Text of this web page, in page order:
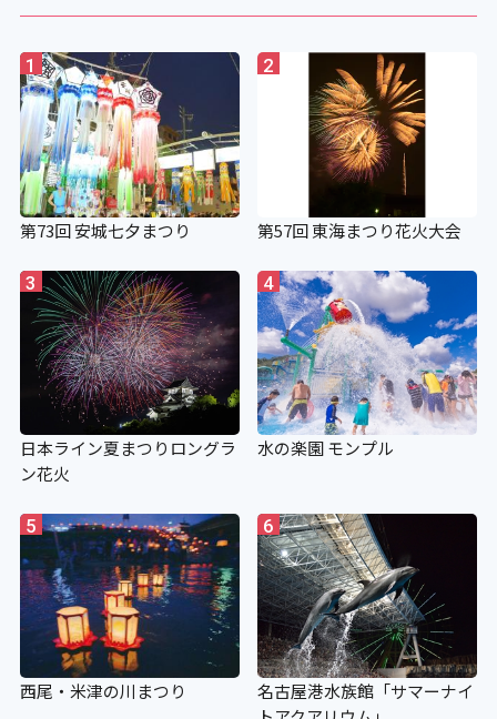
1
第73回 安城七夕まつり
2
第57回 東海まつり花火大会
3
日本ライン夏まつりロングラ
ン花火
4
水の楽園 モンプル
5
西尾・米津の川まつり
6
名古屋港水族館「サマーナイ